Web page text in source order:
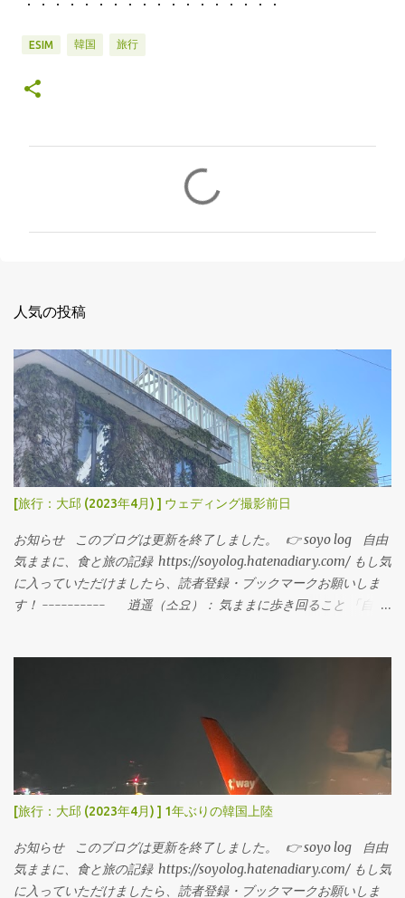
ESIM 韓国 旅行
人気の投稿
[旅行：大邱 (2023年4月) ] ウェディング撮影前日
お知らせ このブログは更新を終了しました。 👉 soyo log 自由
気ままに、食と旅の記録 https://soyolog.hatenadiary.com/ もし気
に入っていただけましたら、読者登録・ブックマークお願いしま
す！ ---------- 逍遥（소요）： 気ままに歩き回ること 「自由
きたくて見学に伺いました。 ⋱⋰ ⋱⋰ ⋱⋰ ⋱⋰⋱⋰ ⋱⋰ ⋱⋰
⋱⋰ スタジオ名：モニンハウス (韓国語) 모닌하우스 住所：
大邱広域市中区 ドンドク路8キル 36 (韓国語) 대구광역시 중구
동덕로8길 36 ⋱⋰ ⋱⋰ ⋱⋰ ⋱⋰⋱⋰ ⋱⋰ ⋱⋰ ⋱⋰ 地下鉄2号線
の慶大病院駅から徒歩8分の場所に位置します。 周辺は、スタジオ
やドレスショップが多く「ウェディング文化通り」と呼ばれてい
ます。 クオリティが高いスタジオが多く、韓国の中でも有名な場
所でソウルではなく大邱のスタジオで撮りたいという方も多いん
だそうです。 道路の真ん中に「WEDDING」と描かれています 10
[旅行：大邱 (2023年4月) ] 1年ぶりの韓国上陸
お知らせ このブログは更新を終了しました。 👉 soyo log 自由
気ままに、食と旅の記録 https://soyolog.hatenadiary.com/ もし気
に入っていただけましたら、読者登録・ブックマークお願いしま